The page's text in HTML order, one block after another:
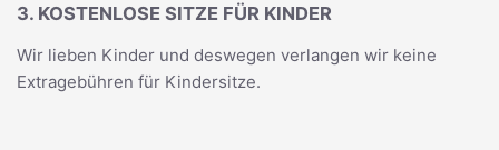
3. KOSTENLOSE SITZE FÜR KINDER
Wir lieben Kinder und deswegen verlangen wir keine
Extragebühren für Kindersitze.